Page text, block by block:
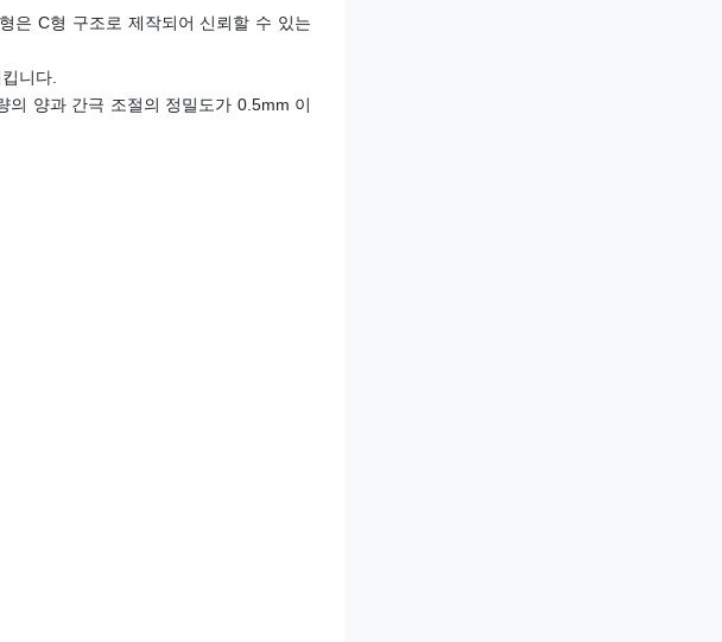
은 C형 구조로 제작되어 신뢰할 수 있는
니다.
의 양과 간극 조절의 정밀도가 0.5mm 이